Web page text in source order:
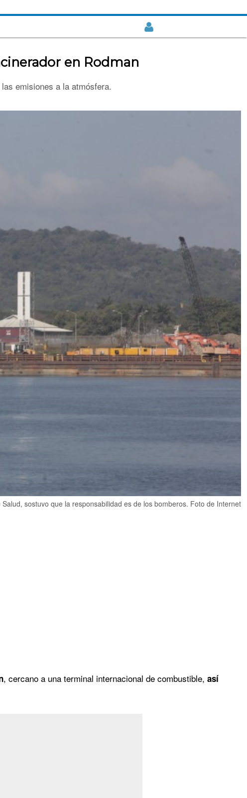
en Rodman
emisiones a la atmósfera.
sostuvo que la responsabilidad es de los bomberos. Foto de Internet
, cercano a una terminal internacional de combustible, así